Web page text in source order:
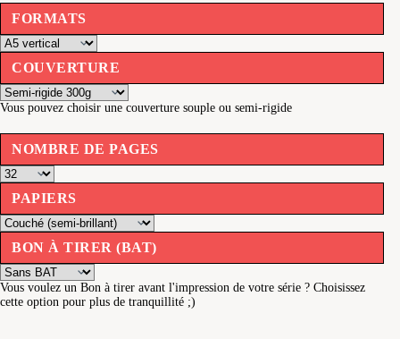
FORMATS
COUVERTURE
Vous pouvez choisir une couverture souple ou semi-rigide
NOMBRE DE PAGES
PAPIERS
BON À TIRER (BAT)
Vous voulez un Bon à tirer avant l'impression de votre série ? Choisissez
cette option pour plus de tranquillité ;)